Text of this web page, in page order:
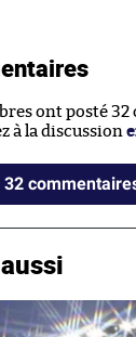
ont posté
à la discussion
Voir les 32